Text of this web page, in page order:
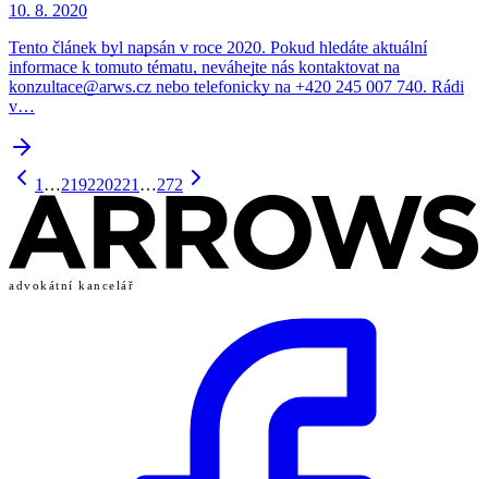
10. 8. 2020
Tento článek byl napsán v roce 2020. Pokud hledáte aktuální
informace k tomuto tématu, neváhejte nás kontaktovat na
konzultace@arws.cz nebo telefonicky na +420 245 007 740. Rádi
v…
1 …219220221 …272
advokátní kancelář